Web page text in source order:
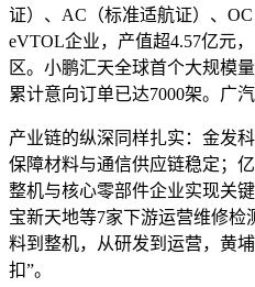
证）、AC（标准适航证）、
eVTOL企业，产值超4.57亿元
区。小鹏汇天全球首个大规模
累计意向订单已达7000架。广
产业链的纵深同样扎实：金发
保障材料与通信供应链稳定；
整机与核心零部件企业实现关
宝新天地等7家下游运营维修
料到整机，从研发到运营，黄
扣”。